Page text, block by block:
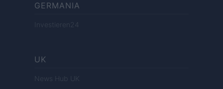
GERMANIA
Investieren24
UK
News Hub UK